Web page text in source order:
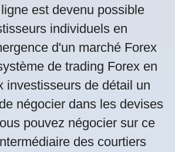
est devenu possible
individuels en
d'un marché Forex
de trading Forex en
investisseurs de détail un
négocier dans les devises
pouvez négocier sur ce
des courtiers